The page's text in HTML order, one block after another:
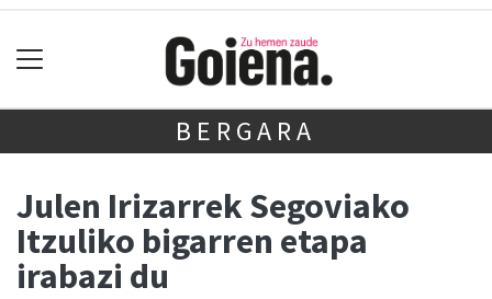
BERGARA
Julen Irizarrek Segoviako
Itzuliko bigarren etapa
irabazi du